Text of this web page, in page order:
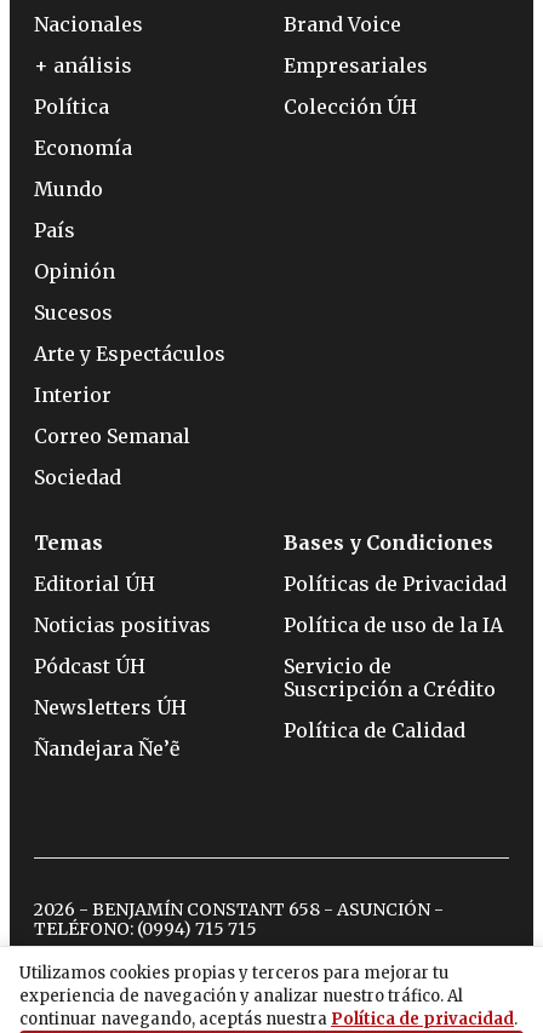
Utilizamos cookies propias y terceros para mejorar tu
experiencia de navegación y analizar nuestro tráfico. Al
continuar navegando, aceptás nuestra Política de privacidad.
Nacionales
+ análisis
Política
Economía
Mundo
País
Opinión
Sucesos
Arte y Espectáculos
Interior
Correo Semanal
Sociedad
Brand Voice
Empresariales
Colección ÚH
Temas
Editorial ÚH
Noticias positivas
Pódcast ÚH
Newsletters ÚH
Ñandejara Ñe’ẽ
Bases y Condiciones
Políticas de Privacidad
Política de uso de la IA
Servicio de
Suscripción a Crédito
Política de Calidad
2026 - BENJAMÍN CONSTANT 658 - ASUNCIÓN -
TELÉFONO: (0994) 715 715
twitterinstagram
facebook
tiktokyoutubespotify